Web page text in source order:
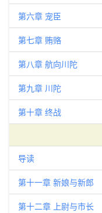
第六章 宠臣
第七章 贿赂
第八章 航向川陀
第九章 川陀
第十章 终战
导读
第十一章 新娘与新郎
第十二章 上尉与市长